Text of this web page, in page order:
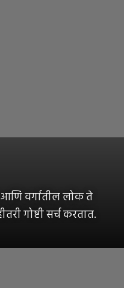
वर्गातील लोक ते
गोष्टी सर्च करतात.